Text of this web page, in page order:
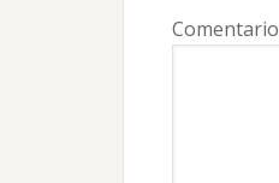
Comentario